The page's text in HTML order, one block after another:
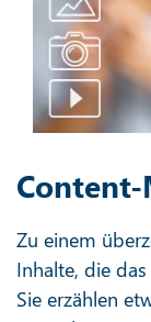
Zu einem
Inhalte, die
Sie erzählen